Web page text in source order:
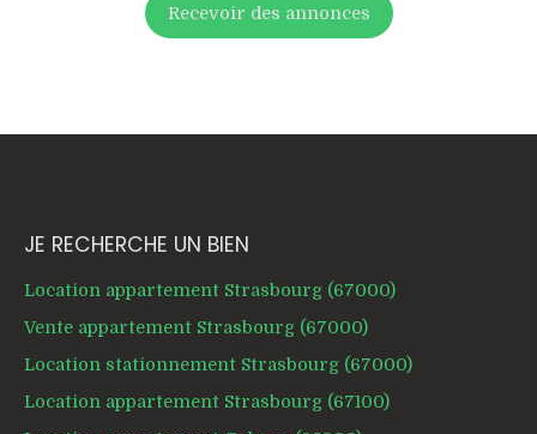
Recevoir des annonces
JE RECHERCHE UN BIEN
Location appartement Strasbourg (67000)
Vente appartement Strasbourg (67000)
Location stationnement Strasbourg (67000)
Location appartement Strasbourg (67100)